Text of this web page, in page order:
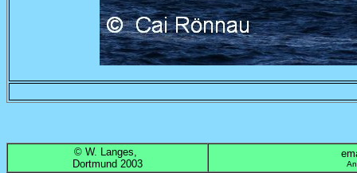
© W. Langes,
Dortmund 2003